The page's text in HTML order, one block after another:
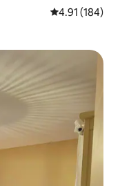
औसत रेटिंग 5 में से
4.91 (184)